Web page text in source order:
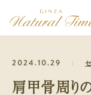
2024.10.29
肩甲骨周り